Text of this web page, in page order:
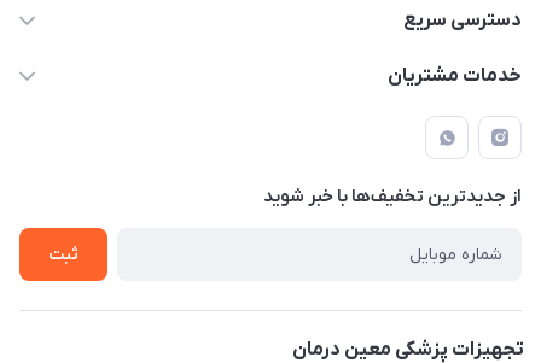
09171843500 و 07152240182
دسترسی سریع
حساب کاربری
لیست محصولات
درباره ما
خدمات مشتریان
راهنما
قوانین و مقررات
حریم خصوصی
از جدید‌ترین تخفیف‌ها با‌ خبر شوید
ثبت
تجهیزات پزشکی معین درمان